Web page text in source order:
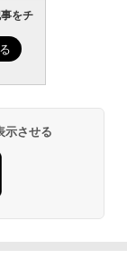
しい、かさばら
やすい、6週間持
ィスプレイ電子
チャーエディ
ィスプレイ、明
をチ
示させる